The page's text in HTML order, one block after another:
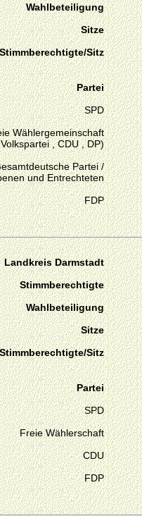
Wahlbeteiligung
Sitze
Stimmberechtigte/Sitz
Partei
SPD
Wählergemeinschaft
, CDU , DP)
Partei /
und Entrechteten
FDP
Landkreis Darmstadt
Stimmberechtigte
Wahlbeteiligung
Sitze
Stimmberechtigte/Sitz
Partei
SPD
Freie Wählerschaft
CDU
FDP